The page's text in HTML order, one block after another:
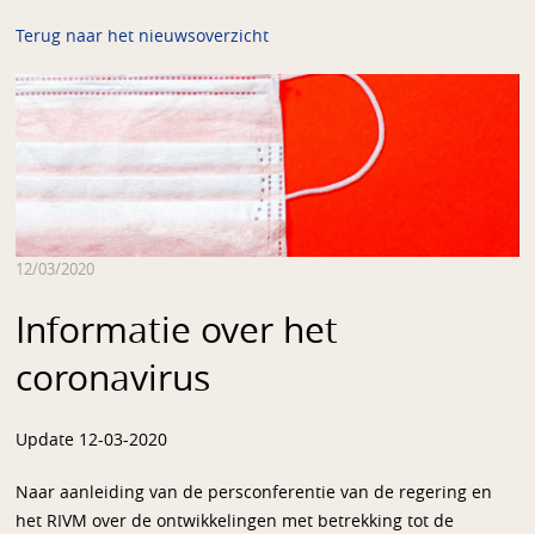
Terug naar het nieuwsoverzicht
12/03/2020
Informatie over het
coronavirus
Update 12-03-2020
Naar aanleiding van de persconferentie van de regering en
het RIVM over de ontwikkelingen met betrekking tot de